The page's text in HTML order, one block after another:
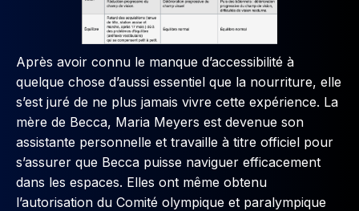
Après avoir connu le manque d’accessibilité à
quelque chose d’aussi essentiel que la nourriture, elle
s’est juré de ne plus jamais vivre cette expérience. La
mère de Becca, Maria Meyers est devenue son
assistante personnelle et travaille à titre officiel pour
s’assurer que Becca puisse naviguer efficacement
dans les espaces. Elles ont même obtenu
l’autorisation du Comité olympique et paralympique